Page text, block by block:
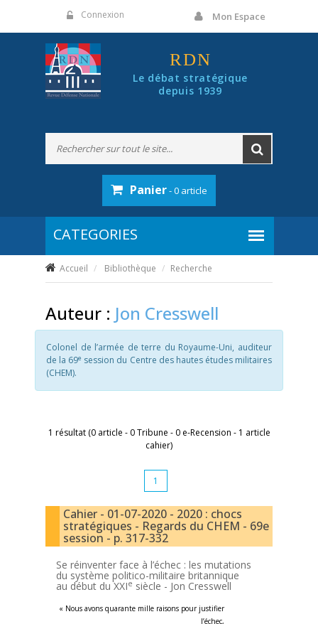
Connexion Mon Espace
RDN
Le débat stratégique
depuis 1939
Panier- 0 article
Accueil Bibliothèque Recherche
Auteur : Jon Cresswell
Colonel de l’armée de terre du Royaume-Uni, auditeur
de la 69e session du Centre des hautes études militaires
(CHEM).
1 résultat (0 article - 0 Tribune - 0 e-Recension - 1 article
cahier)
1
Cahier - 01-07-2020 - 2020 : chocs
stratégiques - Regards du CHEM - 69e
session - p. 317-332
Se réinventer face à l’échec : les mutations
du système politico-militaire britannique
au début du XXIe siècle - Jon Cresswell
« Nous avons quarante mille raisons pour justifier
l’échec,